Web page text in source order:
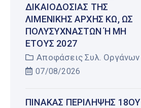
ΔΙΚΑΙΟΔΟΣΊΑΣ ΤΗΣ
ΛΙΜΕΝΙΚΉΣ ΑΡΧΉΣ ΚΩ, ΩΣ
ΠΟΛΥΣΎΧΝΑΣΤΩΝ Ή ΜΗ Έ
ΤΟΥΣ 2027
Αποφάσεις Συλ. Οργάνων
07/08/2026
ΠΊΝΑΚΑΣ ΠΕΡΊΛΗΨΗΣ 18ΟΥ